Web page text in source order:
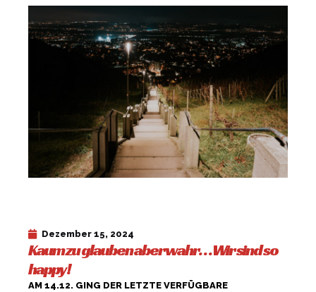
Dezember 15, 2024
Kaum zu glauben aber wahr… Wir sind so
happy!
AM 14.12. GING DER LETZTE VERFÜGBARE